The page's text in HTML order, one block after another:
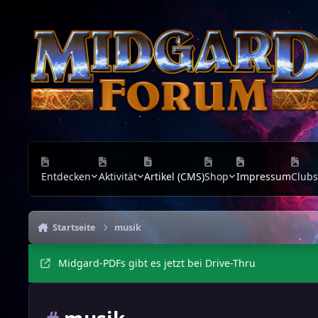
Entdecken Aktivität Artikel (CMS)Shop ImpressumClubs
Startseite musik
Midgard-PDFs gibt es jetzt bei Drive-Thru